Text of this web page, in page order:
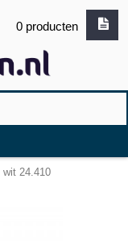
0 producten
24.410